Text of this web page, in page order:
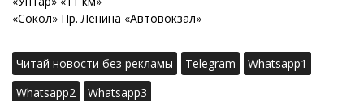
«Сокол» Пр. Ленина «Автовокзал»
Читай новости без рекламы Telegram
Whatsapp1
Whatsapp2
Whatsapp3